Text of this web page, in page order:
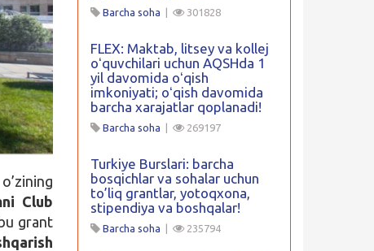
Club
grant
Barcha soha 301828
FLEX: Maktab, litsey va kollej
oʻquvchilari uchun AQSHda 1
yil davomida oʻqish
imkoniyati; oʻqish davomida
barcha xarajatlar qoplanadi!
Barcha soha 269197
Turkiye Burslari: barcha
bosqichlar va sohalar uchun
to’liq grantlar, yotoqxona,
stipendiya va boshqalar!
Barcha soha 235794